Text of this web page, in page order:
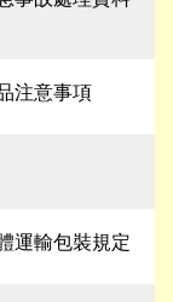
注意事項
運輸包裝規定